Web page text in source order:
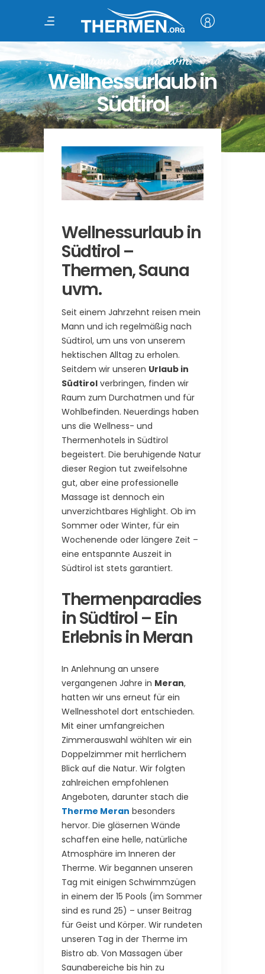
Thermen, Sauna uvm.
Wellnessurlaub in
Südtirol
Wellnessurlaub in
Südtirol –
Thermen, Sauna
uvm.
Seit einem Jahrzehnt reisen mein
Mann und ich regelmäßig nach
Südtirol, um uns von unserem
hektischen Alltag zu erholen.
Seitdem wir unseren Urlaub in
Südtirol verbringen, finden wir
Raum zum Durchatmen und für
Wohlbefinden. Neuerdings haben
uns die Wellness- und
Thermenhotels in Südtirol
begeistert. Die beruhigende Natur
dieser Region tut zweifelsohne
gut, aber eine professionelle
Massage ist dennoch ein
unverzichtbares Highlight. Ob im
Sommer oder Winter, für ein
Wochenende oder längere Zeit –
eine entspannte Auszeit in
Südtirol ist stets garantiert.
Thermenparadies
in Südtirol – Ein
Erlebnis in Meran
In Anlehnung an unsere
vergangenen Jahre in Meran,
hatten wir uns erneut für ein
Wellnesshotel dort entschieden.
Mit einer umfangreichen
Zimmerauswahl wählten wir ein
Doppelzimmer mit herrlichem
Blick auf die Natur. Wir folgten
zahlreichen empfohlenen
Angeboten, darunter stach die
Therme Meran besonders
hervor. Die gläsernen Wände
schaffen eine helle, natürliche
Atmosphäre im Inneren der
Therme. Wir begannen unseren
Tag mit einigen Schwimmzügen
in einem der 15 Pools (im Sommer
sind es rund 25) – unser Beitrag
für Geist und Körper. Wir rundeten
unseren Tag in der Therme im
Bistro ab. Von Massagen über
Saunabereiche bis hin zu